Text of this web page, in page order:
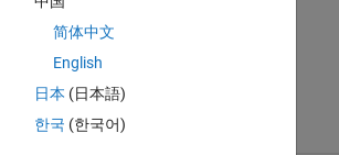
Acceptée :
简体中文
English
日本 (日本語)
한국 (한국어)